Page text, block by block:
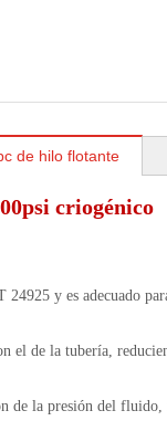
de hilo flotante
criogénico
y es adecuado
el de la tubería,
de la presión del